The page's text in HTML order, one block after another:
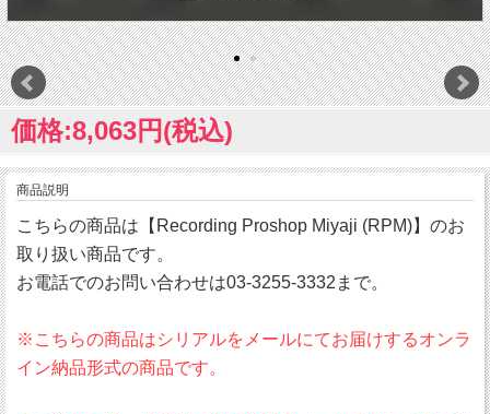
価格:8,063円(税込)
商品説明
こちらの商品は【Recording Proshop Miyaji (RPM)】のお
取り扱い商品です。
お電話でのお問い合わせは03-3255-3332まで。
※こちらの商品はシリアルをメールにてお届けするオンラ
イン納品形式の商品です。